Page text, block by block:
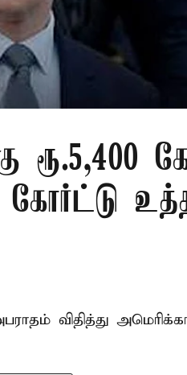
ரூ.5,400
விதித்து